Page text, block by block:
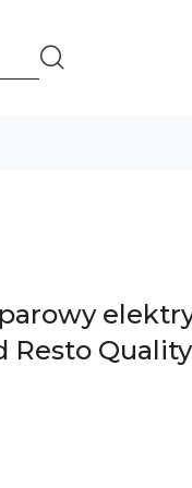
Resto